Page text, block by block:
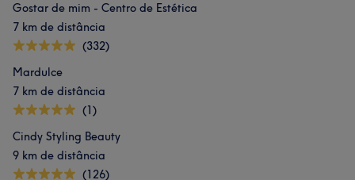
Gostar de mim - Centro de Estética
7 km de distância
(332)
Mardulce
7 km de distância
(1)
Cindy Styling Beauty
9 km de distância
(126)